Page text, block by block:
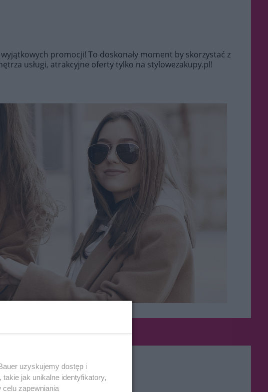
wyjątkowych promocji! To doskonały moment by skorzystać z
usługi, atrakcyjne oferty tylko na stylowezakupy.pl!
uzyskujemy dostęp i
jak unikalne identyfikatory,
celu zapewniania